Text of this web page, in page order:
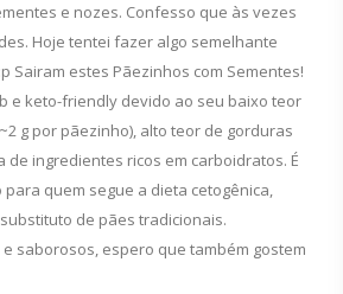
e nozes. Confesso que às vezes
Hoje tentei fazer algo semelhante
Sairam estes Pãezinhos com Sementes!
e keto-friendly devido ao seu baixo teor
g por pãezinho), alto teor de gorduras
de ingredientes ricos em carboidratos. É
quem segue a dieta cetogênica,
de pães tradicionais.
saborosos, espero que também gostem